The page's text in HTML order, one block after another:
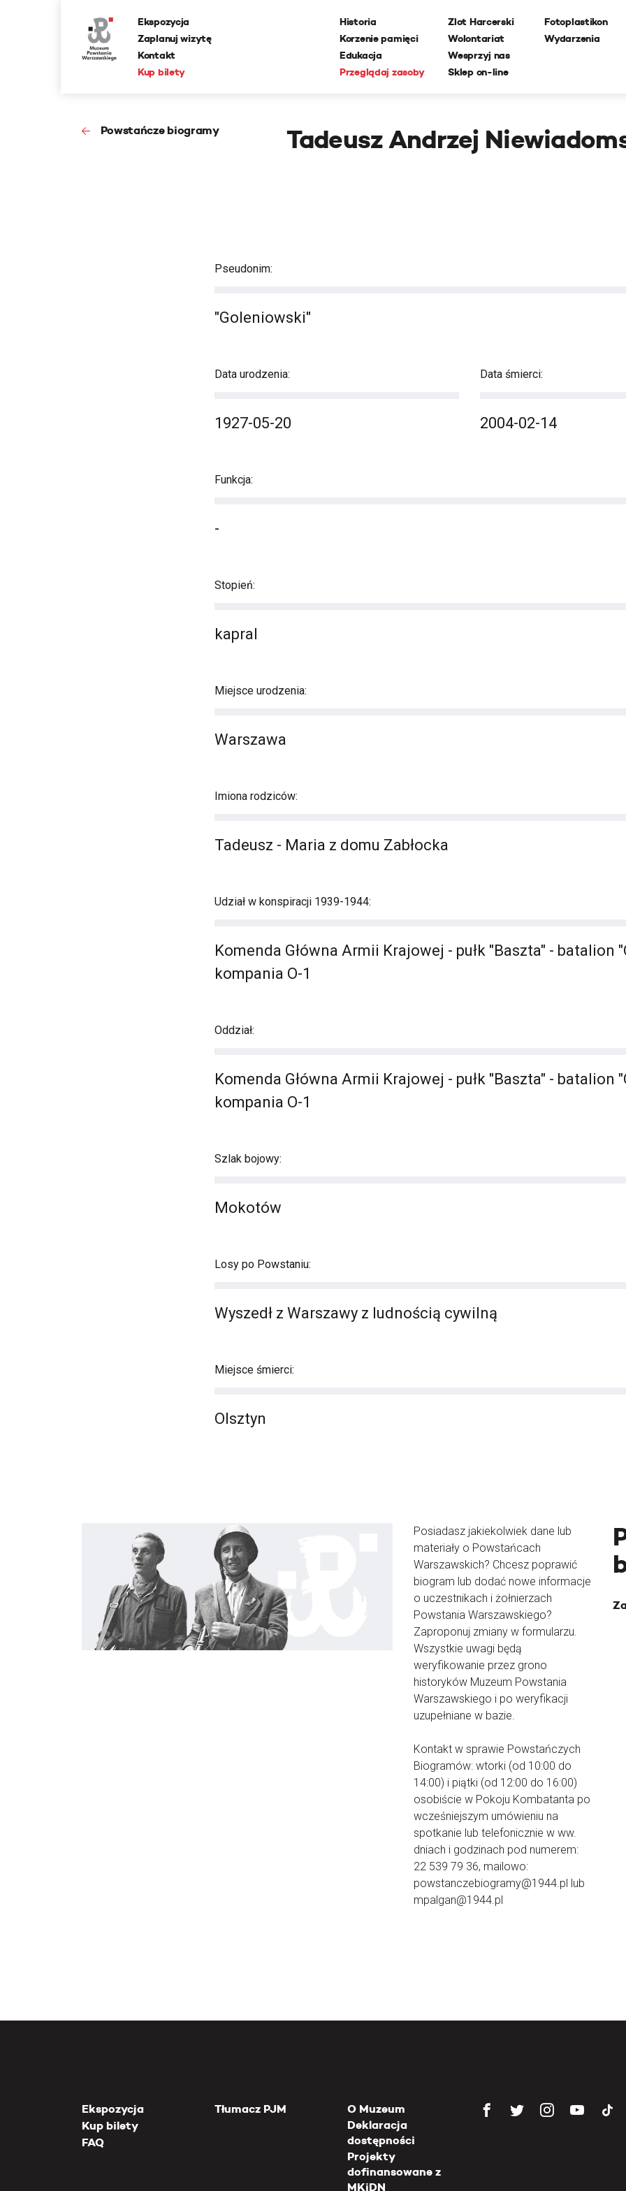
Ekspozycja
Zaplanuj wizytę
Kontakt
Kup bilety
Historia
Korzenie pamięci
Edukacja
Przeglądaj zasoby
Zlot Harcerski
Wolontariat
Wesprzyj nas
Sklep on-line
Fotoplastikon
Wydarzenia
Powstańcze biogramy Tadeusz Andrzej
Pseudonim:
"Goleniowski"
Data urodzenia:
1927-05-20
Data śmierci:
2004-02-14
Funkcja:
-
Stopień:
kapral
Miejsce urodzenia:
Warszawa
Imiona rodziców:
Tadeusz - Maria z domu Zabłocka
Udział w konspiracji 1939-1944:
Komenda Główna Armii Krajowej - pułk "Baszta" - batalion
kompania O-1
Oddział:
Komenda Główna Armii Krajowej - pułk "Baszta" - batalion
kompania O-1
Szlak bojowy:
Mokotów
Losy po Powstaniu:
Wyszedł z Warszawy z ludnością cywilną
Miejsce śmierci:
Olsztyn
Posiadasz jakiekolwiek dane lub
materiały o Powstańcach
Warszawskich? Chcesz poprawić
biogram lub dodać nowe informacje
o uczestnikach i żołnierzach
Powstania Warszawskiego?
Zaproponuj zmiany w formularzu.
Wszystkie uwagi będą
weryfikowanie przez grono
historyków Muzeum Powstania
Warszawskiego i po weryfikacji
uzupełniane w bazie.
Kontakt w sprawie Powstańczych
Biogramów: wtorki (od 10:00 do
14:00) i piątki (od 12:00 do 16:00)
osobiście w Pokoju Kombatanta po
wcześniejszym umówieniu na
spotkanie lub telefonicznie w ww.
dniach i godzinach pod numerem:
22 539 79 36, mailowo:
powstanczebiogramy@1944.pl lub
mpalgan@1944.pl
Ekspozycja
Kup bilety
FAQ
Tłumacz PJM
O Muzeum
Deklaracja
dostępności
Projekty
dofinansowane z
MKiDN